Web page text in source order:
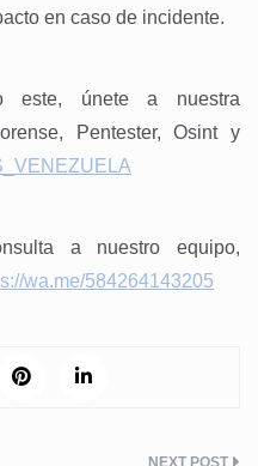
en caso de incidente.
este, únete a nuestra
Pentester, Osint y
a nuestro equipo,
wa.me/584264143205